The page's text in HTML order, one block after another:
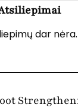
dar nėra.